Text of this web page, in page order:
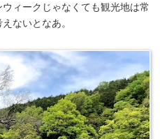
ィークじゃなくても観光地は常
ないとなあ。